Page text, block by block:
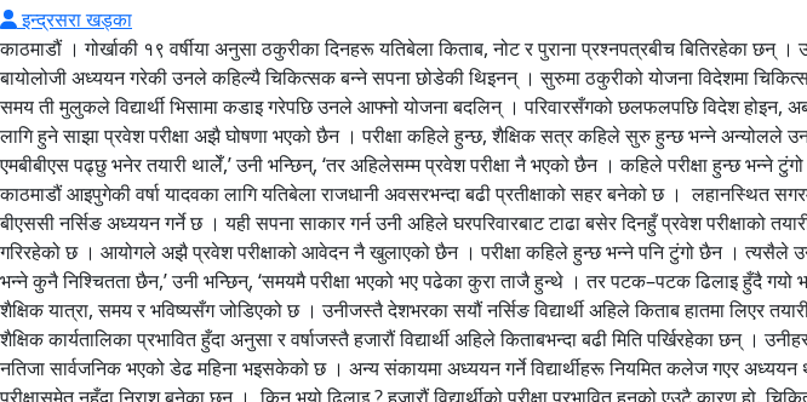
इन्द्रसरा खड्का
काठमाडौं । गोर्खाकी १९ वर्षीया अनुसा ठकुरीका दिनहरू यतिबेला किताब, नोट र पुराना प्रश्नपत्रबीच बितिरहेका छन्
बायोलोजी अध्ययन गरेकी उनले कहिल्यै चिकित्सक बन्ने सपना छोडेकी थिइनन् । सुरुमा ठकुरीको योजना विदेशमा
समय ती मुलुकले विद्यार्थी भिसामा कडाइ गरेपछि उनले आफ्नो योजना बदलिन् । परिवारसँगको छलफलपछि विदेश होइन,
लागि हुने साझा प्रवेश परीक्षा अझै घोषणा भएको छैन । परीक्षा कहिले हुन्छ, शैक्षिक सत्र कहिले सुरु हुन्छ भन्ने अन्योलले
एमबीबीएस पढ्छु भनेर तयारी थालेँ,’ उनी भन्छिन्, ‘तर अहिलेसम्म प्रवेश परीक्षा नै भएको छैन । कहिले परीक्षा हुन्छ भन्ने
काठमाडौं आइपुगेकी वर्षा यादवका लागि यतिबेला राजधानी अवसरभन्दा बढी प्रतीक्षाको सहर बनेको छ । लहानस्थित
बीएससी नर्सिङ अध्ययन गर्ने छ । यही सपना साकार गर्न उनी अहिले घरपरिवारबाट टाढा बसेर दिनहुँ प्रवेश परीक्षाको
गरिरहेको छ । आयोगले अझै प्रवेश परीक्षाको आवेदन नै खुलाएको छैन । परीक्षा कहिले हुन्छ भन्ने पनि टुंगो छैन । त्यसैले
भन्ने कुनै निश्चितता छैन,’ उनी भन्छिन्, ‘समयमै परीक्षा भएको भए पढेका कुरा ताजै हुन्थे । तर पटक–पटक ढिलाइ हुँदै गयो
शैक्षिक यात्रा, समय र भविष्यसँग जोडिएको छ । उनीजस्तै देशभरका सयौं नर्सिङ विद्यार्थी अहिले किताब हातमा लिएर
शैक्षिक कार्यतालिका प्रभावित हुँदा अनुसा र वर्षाजस्तै हजारौं विद्यार्थी अहिले किताबभन्दा बढी मिति पर्खिरहेका छन् ।
नतिजा सार्वजनिक भएको डेढ महिना भइसकेको छ । अन्य संकायमा अध्ययन गर्ने विद्यार्थीहरू नियमित कलेज गएर